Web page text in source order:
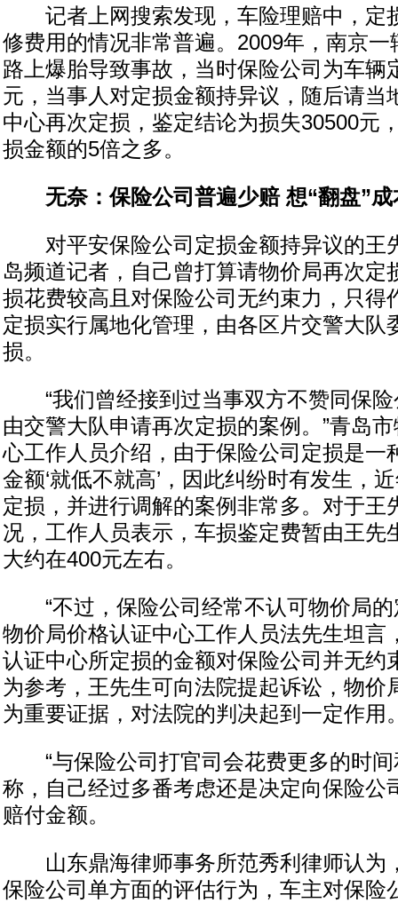
记者上网搜索发现，车险理赔中，定
修费用的情况非常普遍。2009年，南京
路上爆胎导致事故，当时保险公司为车辆
元，当事人对定损金额持异议，随后请当
中心再次定损，鉴定结论为损失30500元
损金额的5倍之多。
无奈：保险公司普遍少赔 想“翻盘”成
对平安保险公司定损金额持异议的王
岛频道记者，自己曾打算请物价局再次定
损花费较高且对保险公司无约束力，只得
定损实行属地化管理，由各区片交警大队
损。
“我们曾经接到过当事双方不赞同保险
由交警大队申请再次定损的案例。”青岛
心工作人员介绍，由于保险公司定损是一
金额‘就低不就高’，因此纠纷时有发生，
定损，并进行调解的案例非常多。对于王
况，工作人员表示，车损鉴定费暂由王先
大约在400元左右。
“不过，保险公司经常不认可物价局的
物价局价格认证中心工作人员法先生坦言
认证中心所定损的金额对保险公司并无约
为参考，王先生可向法院提起诉讼，物价
为重要证据，对法院的判决起到一定作用
“与保险公司打官司会花费更多的时间
称，自己经过多番考虑还是决定向保险公
赔付金额。
山东鼎海律师事务所范秀利律师认为
保险公司单方面的评估行为，车主对保险